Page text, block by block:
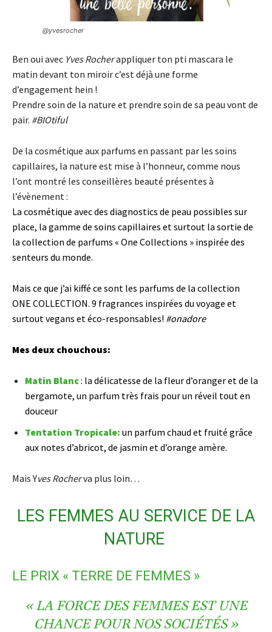
@yvesrocher
Ben oui avec Yves Rocherappliquer ton pti mascara le
matin devant ton miroir c’est déjà une forme
d’engagement hein !
Prendre soin de la nature et prendre soin de sa peau vont de
pair. #BIOtiful
De la cosmétique aux parfums en passant par les soins
capillaires, la nature est mise à l’honneur, comme nous
l’ont montré les conseillères beauté présentes à
l’évènement :
La cosmétique avec des diagnostics de peau possibles sur
place, la gamme de soins capillaires et surtout la sortie de
la collection de parfums « One Collections » inspirée des
senteurs du monde.
Mais ce que j’ai kiffé ce sont les parfums de la collection
ONE COLLECTION. 9 fragrances inspirées du voyage et
surtout vegans et éco-responsables! #onadore
Mes deux chouchous:
Matin Blanc: la délicatesse de la fleur d’oranger et de la
bergamote, un parfum très frais pour un réveil tout en
douceur
Tentation Tropicale: un parfum chaud et fruité grâce
aux notes d’abricot, de jasmin et d’orange amère.
Mais Yves Rocherva plus loin…
LES FEMMES AU SERVICE DE LA
NATURE
LE PRIX « TERRE DE FEMMES »
« LA FORCE DES FEMMES EST UNE
CHANCE POUR NOS SOCIÉTÉS »